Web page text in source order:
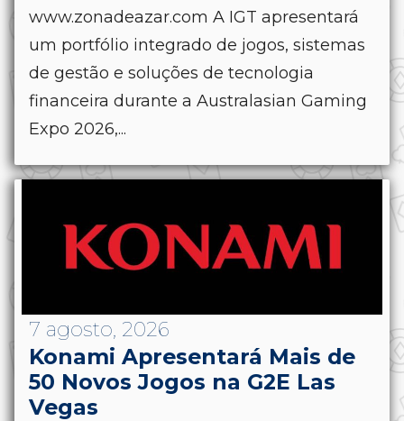
www.zonadeazar.com A IGT apresentará
um portfólio integrado de jogos, sistemas
de gestão e soluções de tecnologia
financeira durante a Australasian Gaming
Expo 2026,...
7 agosto, 2026
Konami Apresentará Mais de
50 Novos Jogos na G2E Las
Vegas